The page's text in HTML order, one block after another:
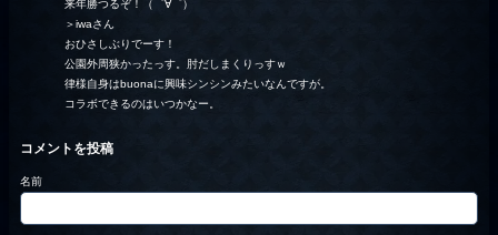
来年勝つるぞ！（゜∀゜）
＞iwaさん
おひさしぶりでーす！
公園外周狭かったっす。肘だしまくりっすｗ
律様自身はbuonaに興味シンシンみたいなんですが。
コラボできるのはいつかなー。
コメントを投稿
名前